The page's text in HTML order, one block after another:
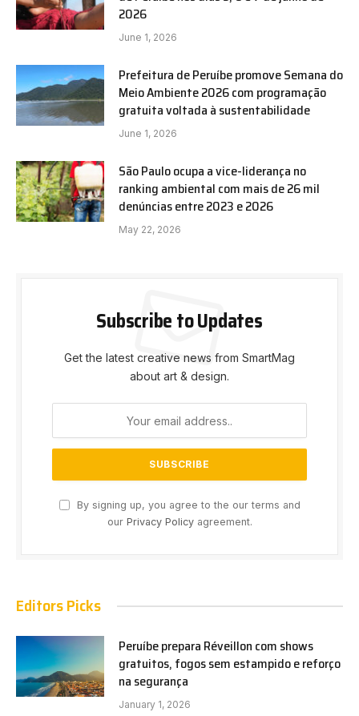
2026
June 1, 2026
Prefeitura de Peruíbe promove Semana do
Meio Ambiente 2026 com programação
gratuita voltada à sustentabilidade
June 1, 2026
São Paulo ocupa a vice-liderança no
ranking ambiental com mais de 26 mil
denúncias entre 2023 e 2026
May 22, 2026
Subscribe to Updates
Get the latest creative news from SmartMag
about art & design.
By signing up, you agree to the our terms and
our Privacy Policyagreement.
Editors Picks
Peruíbe prepara Réveillon com shows
gratuitos, fogos sem estampido e reforço
na segurança
January 1, 2026